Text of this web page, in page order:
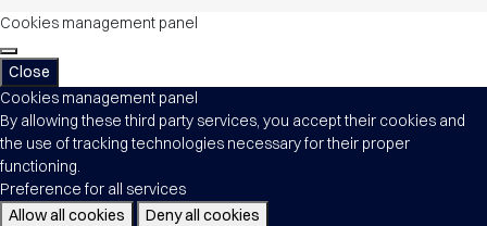
Cookies management panel
Close
Cookies management panel
By allowing these third party services, you accept their cookies and
the use of tracking technologies necessary for their proper
functioning.
Preference for all services
Allow all cookies
Deny all cookies